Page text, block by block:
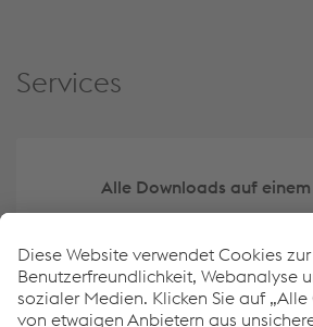
Services
Alle Downloads auf
Erstellen Sie Ihre eigene